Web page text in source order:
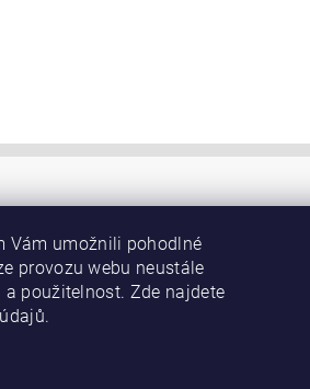
Vám umožnili pohodlné
provozu webu neustále
použitelnost. Zde najdete